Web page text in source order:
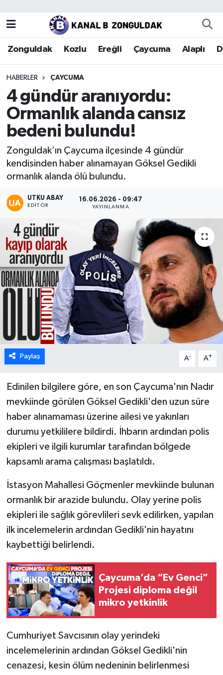
Zonguldak Kozlu Ereğli Çaycuma Alaplı
HABERLER ÇAYCUMA
4 gündür aranıyordu:
Ormanlık alanda cansız
bedeni bulundu!
Zonguldak’ın Çaycuma ilçesinde 4 gündür
kendisinden haber alınamayan Göksel Gedikli
ormanlık alanda ölü bulundu.
UTKU ABAY
EDITÖR
16.06.2026 - 09:47
YAYINLANMA
Paylaş A- A+
Edinilen bilgilere göre, en son Çaycuma'nın Nadır
mevkiinde görülen Göksel Gedikli'den uzun süre
haber alınamaması üzerine ailesi ve yakınları
durumu yetkililere bildirdi. İhbarın ardından polis
ekipleri ve ilgili kurumlar tarafından bölgede
kapsamlı arama çalışması başlatıldı.
İstasyon Mahallesi Göçmenler mevkiinde bulunan
ormanlık bir arazide bulundu. Olay yerine polis
ekipleri ile sağlık görevlileri sevk edilirken, yapılan
ilk incelemelerin ardından Gedikli'nin hayatını
kaybettiği belirlendi.
Çaycuma’da “Ev Genci”
Projesi diploma değil
mikro yetkinlik
Cumhuriyet Savcısının olay yerindeki
incelemelerinin ardından Göksel Gedikli'nin
cenazesi, kesin ölüm nedeninin belirlenmesi
Zonguldak
Kozlu
Ereğli
Çaycuma
Alaplı
Devrek
Karabük
Spor
Ulusal
Zonguldak Nöbetçi Eczaneler
Zonguldak Hava Durumu
Zonguldak Trafik Yoğunluk Haritası
Puan Durumu ve Fikstür
Tüm Manşetler
Son Dakika Haberleri